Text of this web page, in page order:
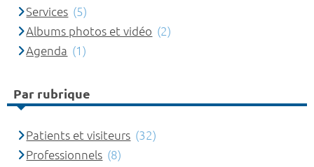
Services (5)
Albums photos et vidéo (2)
Agenda (1)
Par rubrique
Patients et visiteurs (32)
Professionnels (8)